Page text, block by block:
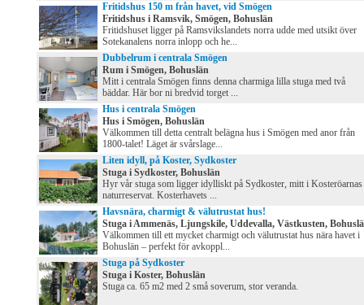
Fritidshus 150 m från havet, vid Smögen
Fritidshus i Ramsvik, Smögen, Bohuslän
Fritidshuset ligger på Ramsvikslandets norra udde med utsikt över
Sotekanalens norra inlopp och he...
Dubbelrum i centrala Smögen
Rum i Smögen, Bohuslän
Mitt i centrala Smögen finns denna charmiga lilla stuga med två
bäddar. Här bor ni bredvid torget ...
Hus i centrala Smögen
Hus i Smögen, Bohuslän
Välkommen till detta centralt belägna hus i Smögen med anor från
1800-talet! Läget är svårslage...
Liten idyll, på Koster, Sydkoster
Stuga i Sydkoster, Bohuslän
Hyr vår stuga som ligger idylliskt på Sydkoster, mitt i Kosteröarnas
naturreservat. Kosterhavets ...
Havsnära, charmigt & välutrustat hus!
Stuga i Ammenäs, Ljungskile, Uddevalla, Västkusten,
Välkommen till ett mycket charmigt och välutrustat hus nära havet i
Bohuslän – perfekt för avkoppl...
Stuga på Sydkoster
Stuga i Koster, Bohuslän
Stuga ca. 65 m2 med 2 små soverum, stor veranda.